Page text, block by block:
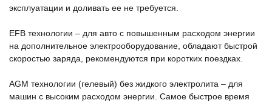
эксплуатации и доливать ее не требуется.
EFB технологии – для авто с повышенным расходом энергии
на дополнительное электрооборудование, обладают быстрой
скоростью заряда, рекомендуются при коротких поездках.
AGM технологии (гелевый) без жидкого электролита – для
машин с высоким расходом энергии. Самое быстрое время